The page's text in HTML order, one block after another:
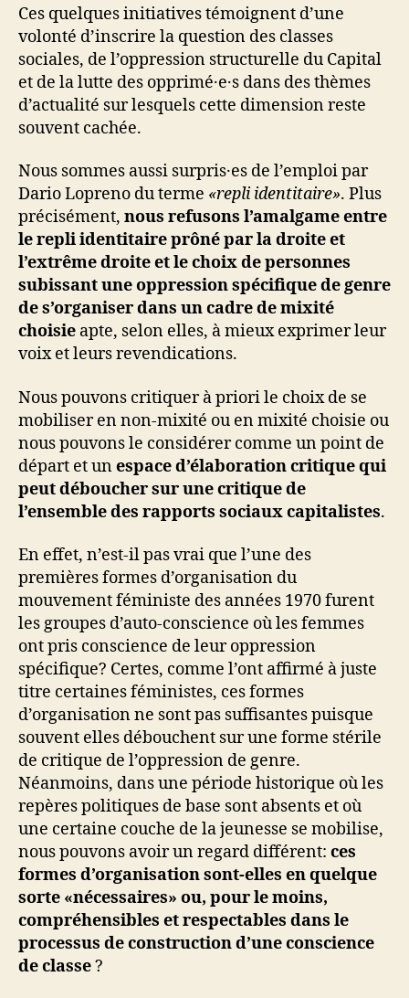
Ces quelques initiatives témoignent d’une
volonté d’inscrire la question des classes
sociales, de l’oppression structurelle du Capital
et de la lutte des opprimé·e·s dans des thèmes
d’actualité sur lesquels cette dimension reste
souvent cachée.
Nous sommes aussi surpris·es de l’emploi par
Dario Lopreno du terme «repli identitaire». Plus
précisément, nous refusons l’amalgame entre
le repli identitaire prôné par la droite et
l’extrême droite et le choix de personnes
subissant une oppression spécifique de genre
de s’organiser dans un cadre de mixité
choisie apte, selon elles, à mieux exprimer leur
voix et leurs revendications.
Nous pouvons critiquer à priori le choix de se
mobiliser en non-mixité ou en mixité choisie ou
nous pouvons le considérer comme un point de
départ et unespace d’élaboration critique qui
peut déboucher sur une critique de
l’ensemble des rapports sociaux capitalistes.
En effet, n’est-il pas vrai que l’une des
premières formes d’organisation du
mouvement féministe des années 1970 furent
les groupes d’auto-conscience où les femmes
ont pris conscience de leur oppression
spécifique? Certes, comme l’ont affirmé à juste
titre certaines féministes, ces formes
d’organisation ne sont pas suffisantes puisque
souvent elles débouchent sur une forme stérile
de critique de l’oppression de genre.
Néanmoins, dans une période historique où les
repères politiques de base sont absents et où
une certaine couche de la jeunesse se mobilise,
nous pouvons avoir un regard différent: ces
formes d’organisation sont-elles en quelque
sorte «nécessaires» ou, pour le moins,
compréhensibles et respectables dans le
processus de construction d’une conscience
de classe?